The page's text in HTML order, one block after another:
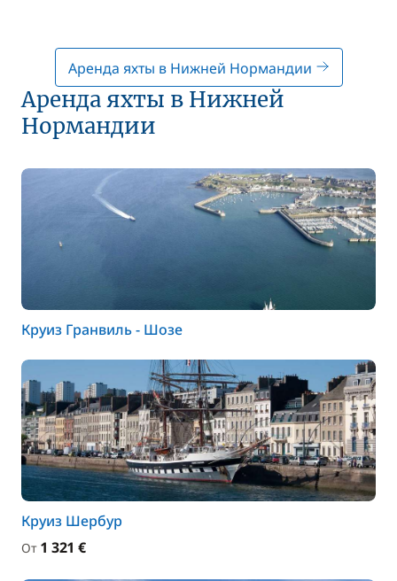
Аренда яхты в Нижней Нормандии
Аренда яхты в Нижней
Нормандии
Круиз Гранвиль - Шозе
Круиз Шербур
От 1 321 €